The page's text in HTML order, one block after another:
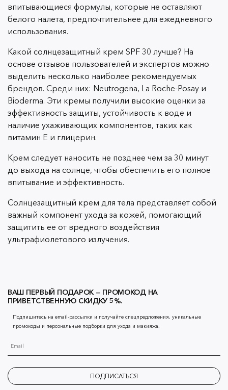
впитывающиеся формулы, которые не оставляют
белого налета, предпочтительнее для ежедневного
использования.
Какой солнцезащитный крем SPF 30 лучше? На
основе отзывов пользователей и экспертов можно
выделить несколько наиболее рекомендуемых
брендов. Среди них: Neutrogena, La Roche-Posay и
Bioderma. Эти кремы получили высокие оценки за
эффективность защиты, устойчивость к воде и
наличие ухаживающих компонентов, таких как
витамин Е и глицерин.
Крем следует наносить не позднее чем за 30 минут
до выхода на солнце, чтобы обеспечить его полное
впитывание и эффективность.
Солнцезащитный крем для тела представляет собой
важный компонент ухода за кожей, помогающий
защитить ее от вредного воздействия
ультрафиолетового излучения.
ВАШ ПЕРВЫЙ ПОДАРОК — ПРОМОКОД НА
ПРИВЕТСТВЕННУЮ СКИДКУ 5%.
Подпишитесь на email-рассылки и получайте спецпредложения, уникальные
промокоды и персональные подборки для ухода и макияжа.
ПОДПИСАТЬСЯ